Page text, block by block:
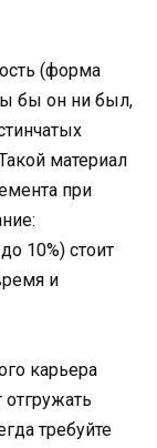
(форма
бы он ни был,
материал
при
10%) стоит
и
карьера
требуйте